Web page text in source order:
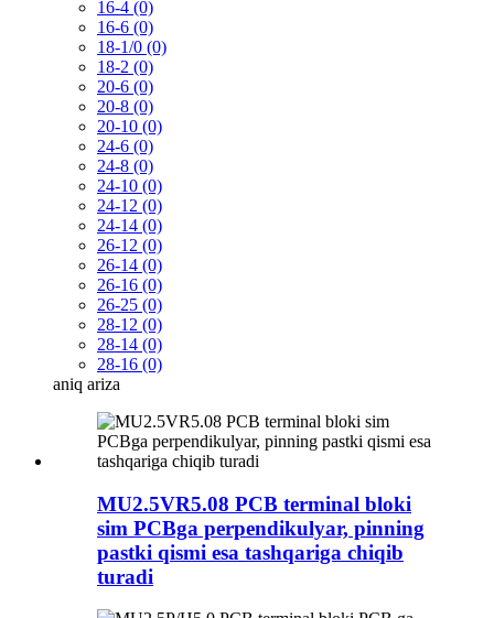
16-4 (0)
16-6 (0)
18-1/0 (0)
18-2 (0)
20-6 (0)
20-8 (0)
20-10 (0)
24-6 (0)
24-8 (0)
24-10 (0)
24-12 (0)
24-14 (0)
26-12 (0)
26-14 (0)
26-16 (0)
26-25 (0)
28-12 (0)
28-14 (0)
28-16 (0)
aniq ariza
MU2.5VR5.08 ​​PCB terminal bloki
sim PCBga perpendikulyar, pinning
pastki qismi esa tashqariga chiqib
turadi